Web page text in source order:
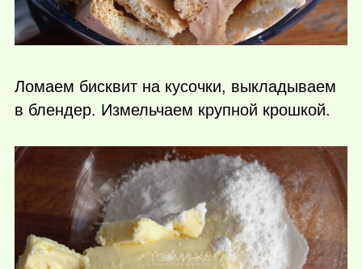
Ломаем бисквит на кусочки, выкладываем
в блендер. Измельчаем крупной крошкой.